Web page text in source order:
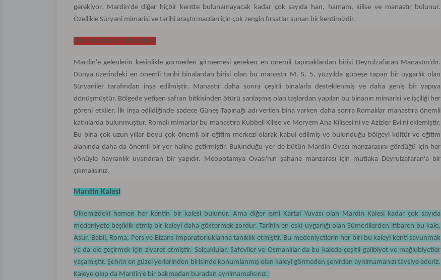
gerekiyor. Mardin'de diğer hiçbir kentte bulunamayacak kadar çok sayıda han, hamam, kilise ve manastır bulunur.
Özellikle Süryani mimarisi ve tarihi araştırmacıları için çok zengin fırsatlar sunan bir kentimizdir.
Deyrulzafaran Manastırı
Mardin'e gelenlerin kesinlikle görmeden gitmemesi gereken en önemli tapınaklardan birisi Deyrulzafaran Manastırı'dır.
Dünya üzerindeki en önemli tarihi binalardan birisi olan bu manastır M. S. 5. yüzyılda güneşe tapan bir uygarlık olan
Süryaniler tarafından inşa edilmiştir. Manastır daha sonra çeşitli binalarla desteklenmiş ve daha geniş bir yapıya
dönüşmüştür. Bölgede yetişen safran bitkisinden ötürü sarılaşmış olan taşlardan yapılan bu binanın mimarisi ve işçiliği her
göreni etkiler. İlk inşa edildiğinde sadece Güneş Tapınağı adı verilen bina varken daha sonra Romalılar manastıra önemli
katkılarda bulunmuştur. Romalı mimarlar bu manastıra Kubbeli Kilise ve Meryem Ana Kilisesi'ni ve Azizler Evi'ni eklemiştir.
Bu bina çok uzun yıllar boyu çok önemli bir eğitim merkezi olarak kabul edilmiş ve bulunduğu bölgeyi kültür ve eğitim
alanında daha da önemli bir yer haline getirmiştir. Bulunduğu yer de bütün Mardin Ovası manzarasını gördüğü için her
yönüyle hayranlık uyandıran bir yapıdır. Meopotamya Ovası'nın şahane manzarası için mutlaka Deyrulzafaran'a bir
çıkmalısınız.
Mardin Kalesi
Ülkemizdeki hemen her kentin bir kalesi bulunur. Ama diğer ismi Kartal Yuvası olan Mardin Kalesi kadar çok sayıda
medeniyete beşiklik etmiş bir kaleyi daha göstermek zordur. Tarihin en eski uygarlığı olan Sümerlilerden itibaren bu kale,
Asur, Babil, Roma, Pers ve Bizans imparatorluklarına tanıklık etmiştir. Bu medeniyetlerin her biri bu kaleyi kenti savunmak
ya da ele geçirmek için ziyaret etmiştir. Selçuklular, Safeviler ve Osmanlılar da bu kalede çeşitli galibiyet ve mağlubiyetler
yaşamıştır. Şehrin en güzel yerlerinden birisinde konumlanmış olan kaleyi görmeden şehirden ayrılmamanızı tavsiye ederiz.
Kaleye çıkıp da Mardin'e bir bakmadan buradan ayrılmamalısınız.